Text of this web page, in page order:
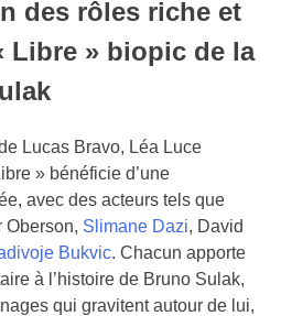
des rôles riche et
Libre » biopic de la
Lucas Bravo, Léa Luce
» bénéficie d’une
avec des acteurs tels que
Oberson, Slimane Dazi, David
Bukvic. Chacun apporte
à l’histoire de Bruno Sulak,
qui gravitent autour de lui,